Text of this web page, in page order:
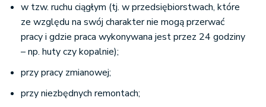
w tzw. ruchu ciągłym (tj. w przedsiębiorstwach, które
ze względu na swój charakter nie mogą przerwać
pracy i gdzie praca wykonywana jest przez 24 godziny
– np. huty czy kopalnie);
przy pracy zmianowej;
przy niezbędnych remontach;